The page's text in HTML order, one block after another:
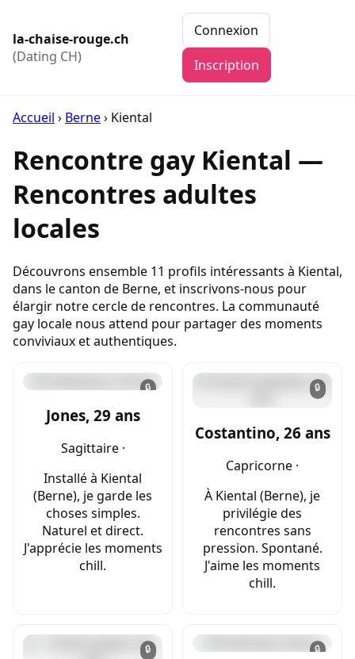
la-chaise-rouge.ch
(Dating CH)
Connexion
Inscription
Accueil › Berne› Kiental
Rencontre gay Kiental —
Rencontres adultes
locales
Découvrons ensemble 11 profils intéressants à Kiental,
dans le canton de Berne, et inscrivons-nous pour
élargir notre cercle de rencontres. La communauté
gay locale nous attend pour partager des moments
conviviaux et authentiques.
🔒
Jones, 29 ans
Sagittaire ·
Installé à Kiental
(Berne), je garde les
choses simples.
Naturel et direct.
J'apprécie les moments
chill.
🔒
Costantino, 26 ans
Capricorne ·
À Kiental (Berne), je
privilégie des
rencontres sans
pression. Spontané.
J'aime les moments
chill.
🔒 🔒